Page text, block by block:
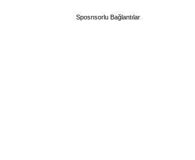
Sposnsorlu Bağlantılar